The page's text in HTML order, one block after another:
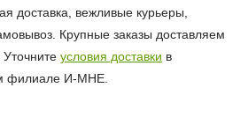
доставка, вежливые курьеры,
Крупные заказы доставляем
условия доставки в
филиале И-МНЕ.